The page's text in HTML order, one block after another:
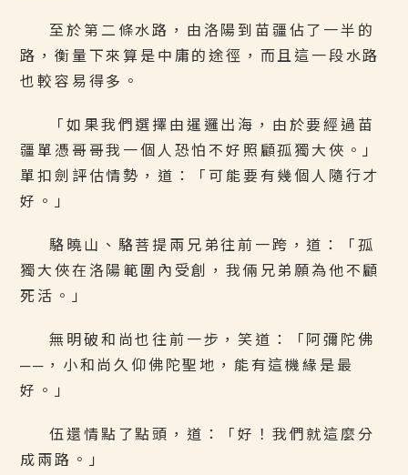
至於第二條水路，由洛陽到苗疆佔了一半的
路，衡量下來算是中庸的途徑，而且這一段水路
也較容易得多。
「如果我們選擇由暹邏出海，由於要經過苗
疆單憑哥哥我一個人恐怕不好照顧孤獨大俠。」
單扣劍評估情勢，道：「可能要有幾個人隨行才
好。」
駱曉山、駱菩提兩兄弟往前一跨，道：「孤
獨大俠在洛陽範圍內受創，我倆兄弟願為他不顧
死活。」
無明破和尚也往前一步，笑道：「阿彌陀佛
──，小和尚久仰佛陀聖地，能有這機緣是最
好。」
伍還情點了點頭，道：「好！我們就這麼分
成兩路。」